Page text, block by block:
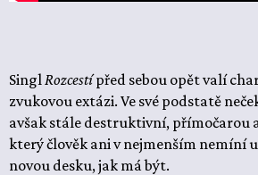
Singl Rozcestípřed sebou opět valí
zvukovou extázi. Ve své podstatě
avšak stále destruktivní, přímočarou
který člověk ani v nejmenším nemíní
novou desku, jak má být.